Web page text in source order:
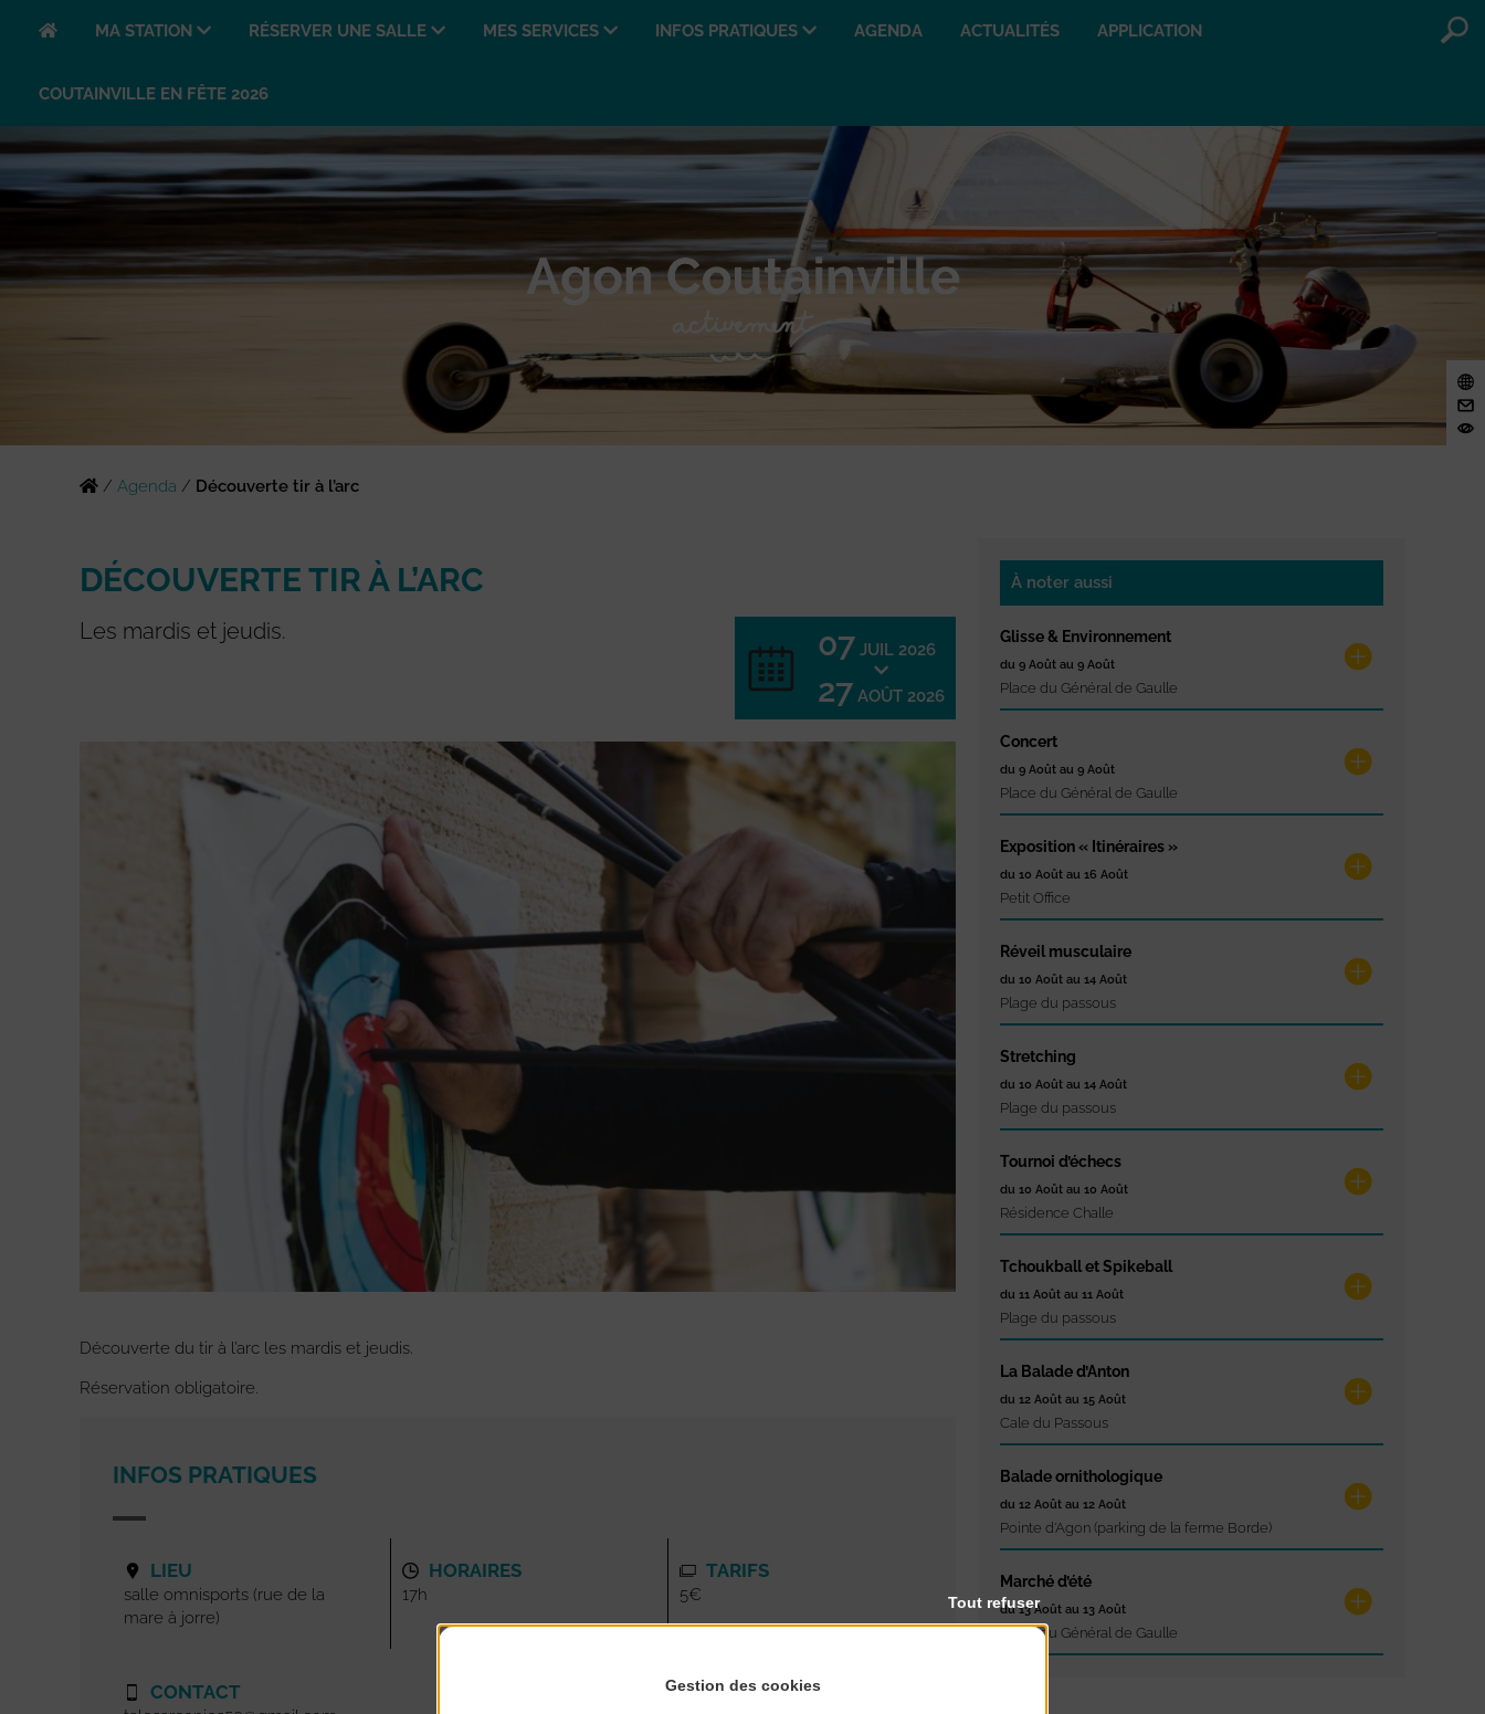
MA STATION RÉSERVER UNE SALLE MES SERVICES INFOS PRATIQUES AGENDA ACTUALITÉS APPLICATION
COUTAINVILLE EN FÊTE 2026
/ Agenda / Découverte tir à l’arc
DÉCOUVERTE TIR À L’ARC
Les mardis et jeudis. 07 JUIL 2026
27 AOÛT 2026
Découverte du tir à l’arc les mardis et jeudis.
Réservation obligatoire.
INFOS PRATIQUES
LIEU
salle omnisports (rue de la
mare à jorre)
CONTACT
HORAIRES
17h
TARIFS
5€
À noter aussi
Glisse & Environnement
du 9 Août au 9 Août
Place du Général de Gaulle
Concert
du 9 Août au 9 Août
Place du Général de Gaulle
Exposition « Itinéraires »
du 10 Août au 16 Août
Petit Office
Réveil musculaire
du 10 Août au 14 Août
Plage du passous
Stretching
du 10 Août au 14 Août
Plage du passous
Tournoi d’échecs
du 10 Août au 10 Août
Résidence Challe
Tchoukball et Spikeball
du 11 Août au 11 Août
Plage du passous
La Balade d’Anton
du 12 Août au 15 Août
Cale du Passous
Balade ornithologique
du 12 Août au 12 Août
Pointe d'Agon (parking de la ferme Borde)
Marché d’été
du 13 Août au 13 Août
Place du Général de Gaulle
Gestion des cookies
Tout refuser